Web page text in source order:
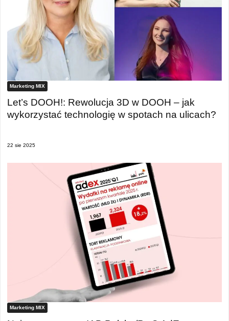
Marketing MIX
Let’s DOOH!: Rewolucja 3D w DOOH – jak
wykorzystać technologię w spotach na ulicach?
22 sie 2025
Marketing MIX